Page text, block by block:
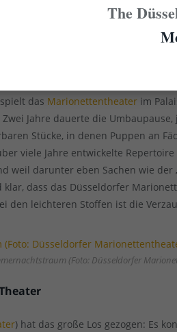
Maus im Haus (Foto: Puppentheater
das Marionettentheater im
Jahre dauerte die
Stücke, in denen Puppen an
viele Jahre entwickelte Repertoire
weil darunter eben Sachen wie der
klar, dass das Düsseldorfer
den leichteren Stoffen ist die
(Foto: Düsseldorfer
) hat das große Los gezogen: Es
The